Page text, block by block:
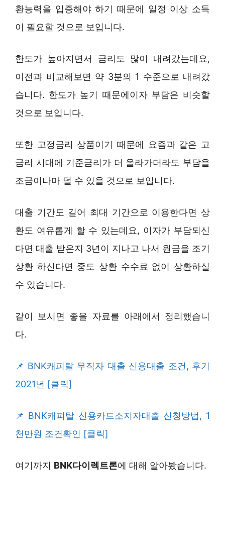
환능력을 입증해야 하기 때문에 일정 이상 소득
이 필요할 것으로 보입니다.
한도가 높아지면서 금리도 많이 내려갔는데요,
이전과 비교해보면 약 3분의 1 수준으로 내려갔
습니다. 한도가 높기 때문에이자 부담은 비슷할
것으로 보입니다.
또한 고정금리 상품이기 때문에 요즘과 같은 고
금리 시대에 기준금리가 더 올라가더라도 부담을
조금이나마 덜 수 있을 것으로 보입니다.
대출 기간도 길어 최대 기간으로 이용한다면 상
환도 여유롭게 할 수 있는데요, 이자가 부담되신
다면 대출 받은지 3년이 지나고 나서 원금을 조기
상환 하신다면 중도 상환 수수료 없이 상환하실
수 있습니다.
같이 보시면 좋을 자료를 아래에서 정리했습니
다.
BNK캐피탈 무직자 대출 신용대출 조건, 후기
2021년 [클릭]
BNK캐피탈 신용카드소지자대출 신청방법, 1
천만원 조건확인 [클릭]
여기까지 BNK다이렉트론에 대해 알아봤습니다.